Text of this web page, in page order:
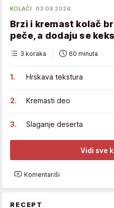
KOLAČI 03.08.2026.
Brzi i kremast kolač
peče, a dodaju se
3 koraka 60 minuta
Hrskava tekstura
Kremasti deo
Slaganje deserta
Vidi sve
Komentariši
RECEPT